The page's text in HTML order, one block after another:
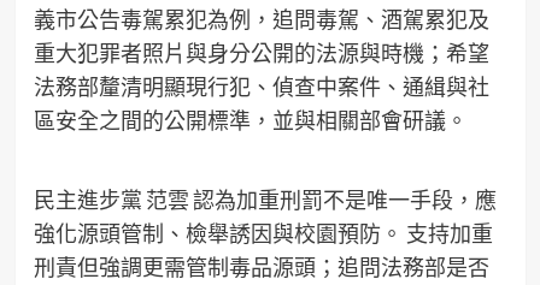
義市公告毒駕累犯為例，追問毒駕、酒駕累犯及
重大犯罪者照片與身分公開的法源與時機；希望
法務部釐清明顯現行犯、偵查中案件、通緝與社
區安全之間的公開標準，並與相關部會研議。
民主進步黨 范雲 認為加重刑罰不是唯一手段，應
強化源頭管制、檢舉誘因與校園預防。 支持加重
刑責但強調更需管制毒品源頭；追問法務部是否